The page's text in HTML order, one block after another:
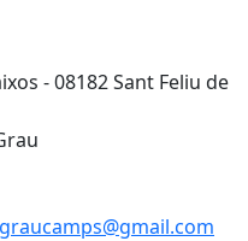
- 08182 Sant Feliu de